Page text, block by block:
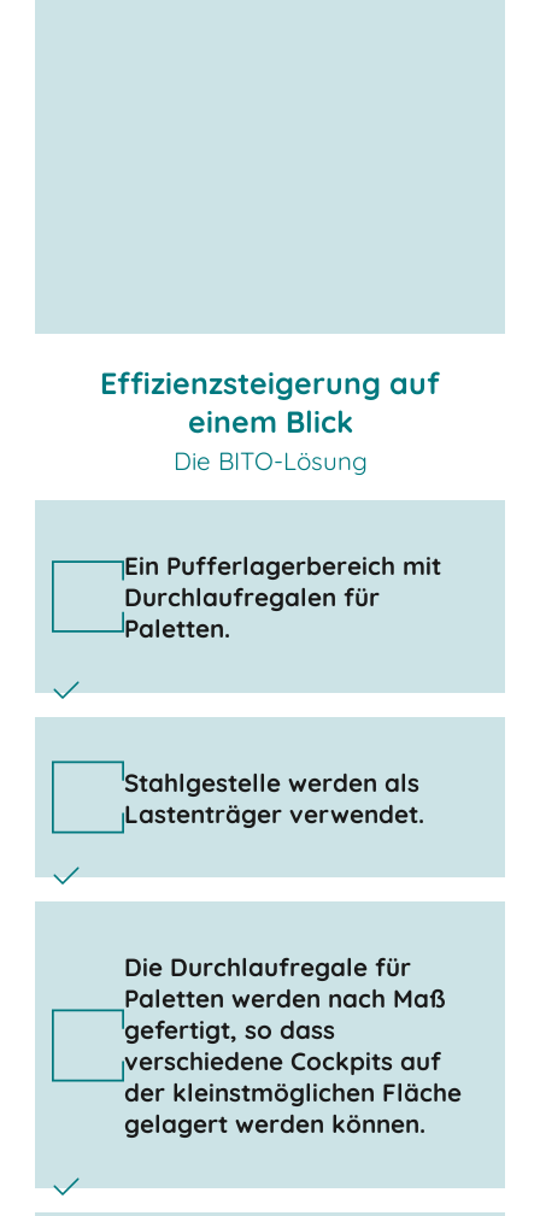
Effizienzsteigerung auf
einem Blick
Die BITO-Lösung
Ein Pufferlagerbereich mit
Durchlaufregalen für
Paletten.
Stahlgestelle werden als
Lastenträger verwendet.
Die Durchlaufregale für
Paletten werden nach Maß
gefertigt, so dass
verschiedene Cockpits auf
der kleinstmöglichen Fläche
gelagert werden können.